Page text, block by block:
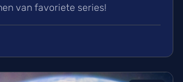
van favoriete series!